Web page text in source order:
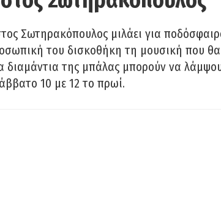
Σωτηρακόπουλος μιλάει για
του δισκοθήκη τη μουσική που θα
διαμάντια της μπάλας μπορούν να
10 με 12 το πρωί.